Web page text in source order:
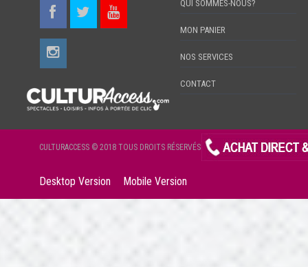
QUI SOMMES-NOUS?
MON PANIER
NOS SERVICES
CONTACT
CULTURACCESS © 2018 TOUS DROITS RÉSERVÉS
Desktop Version Mobile Version